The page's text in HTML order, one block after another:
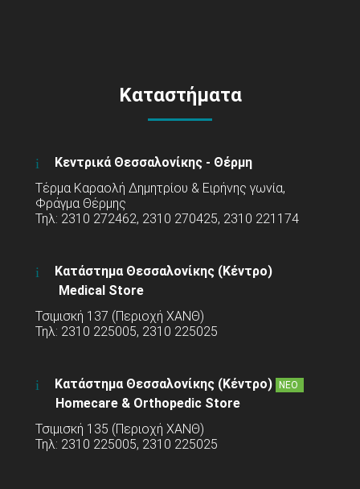
Καταστήματα
Κεντρικά Θεσσαλονίκης - Θέρμη
Τέρμα Καραολή Δημητρίου & Ειρήνης γωνία,
Φράγμα Θέρμης
Τηλ: 2310 272462, 2310 270425, 2310 221174
Κατάστημα Θεσσαλονίκης (Κέντρο)
Medical Store
Τσιμισκή 137 (Περιοχή ΧΑΝΘ)
Τηλ: 2310 225005, 2310 225025
Κατάστημα Θεσσαλονίκης (Κέντρο) ΝΕΟ
Homecare & Orthopedic Store
Τσιμισκή 135 (Περιοχή ΧΑΝΘ)
Τηλ: 2310 225005, 2310 225025